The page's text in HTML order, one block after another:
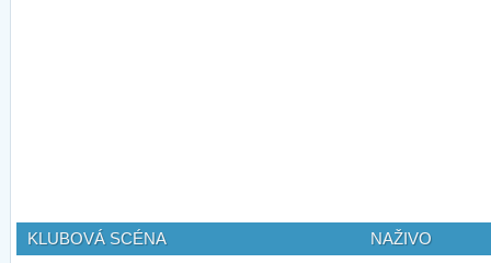
KLUBOVÁ SCÉNA NAŽIVO